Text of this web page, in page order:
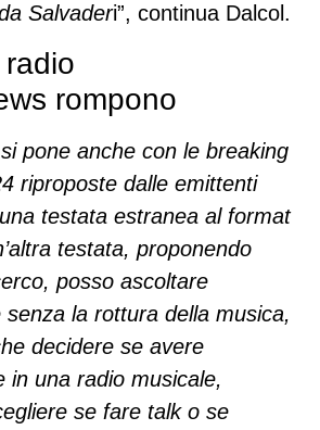
Salvaderi”, continua Dalcol.
rompono
pone anche con le breaking
riproposte dalle emittenti
testata estranea al format
testata, proponendo
posso ascoltare
la rottura della musica,
decidere se avere
in una radio musicale,
se fare talk o se